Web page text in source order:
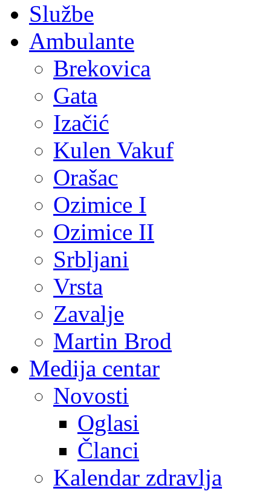
Službe
Ambulante
Brekovica
Gata
Izačić
Kulen Vakuf
Orašac
Ozimice I
Ozimice II
Srbljani
Vrsta
Zavalje
Martin Brod
Medija centar
Novosti
Oglasi
Članci
Kalendar zdravlja